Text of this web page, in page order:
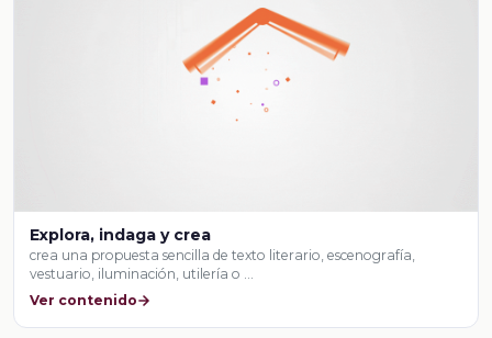
Explora, indaga y crea
crea una propuesta sencilla de texto literario, escenografía,
vestuario, iluminación, utilería o …
Ver contenido